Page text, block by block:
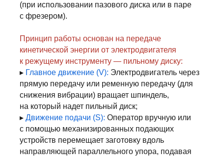
(при использовании пазового диска или в паре
с фрезером).
Принцип работы основан на передаче
кинетической энергии от электродвигателя
к режущему инструменту — пильному диску:
▸ Главное движение (V): Электродвигатель через
прямую передачу или ременную передачу (для
снижения вибрации) вращает шпиндель,
на который надет пильный диск;
▸ Движение подачи (S): Оператор вручную или
с помощью механизированных подающих
устройств перемещает заготовку вдоль
направляющей параллельного упора, подавая